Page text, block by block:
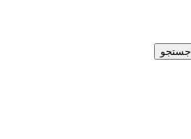
جستجو